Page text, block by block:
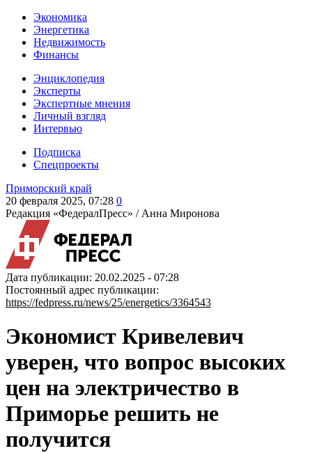
Экономика
Энергетика
Недвижимость
Финансы
Энциклопедия
Эксперты
Экспертные мнения
Личный взгляд
Интервью
Подписка
Спецпроекты
Приморский край
20 февраля 2025, 07:28 0
Редакция «ФедералПресс» / Анна Миронова
Дата публикации: 20.02.2025 - 07:28
Постоянный адрес публикации:
https://fedpress.ru/news/25/energetics/3364543
Экономист Кривелевич
уверен, что вопрос высоких
цен на электричество в
Приморье решить не
получится